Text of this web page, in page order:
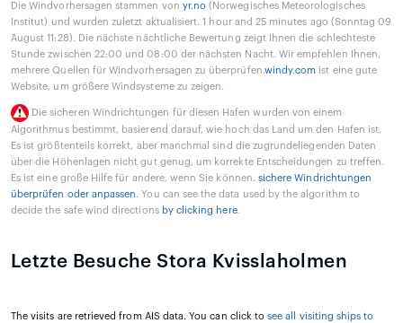
Die Windvorhersagen stammen von yr.no (Norwegisches Meteorologisches
Institut) und wurden zuletzt aktualisiert. 1 hour and 25 minutes ago (Sonntag 09
August 11:28). Die nächste nächtliche Bewertung zeigt Ihnen die schlechteste
Stunde zwischen 22:00 und 08:00 der nächsten Nacht. Wir empfehlen Ihnen,
mehrere Quellen für Windvorhersagen zu überprüfen.windy.com ist eine gute
Website, um größere Windsysteme zu zeigen.
Die sicheren Windrichtungen für diesen Hafen wurden von einem
Algorithmus bestimmt, basierend darauf, wie hoch das Land um den Hafen ist.
Es ist größtenteils korrekt, aber manchmal sind die zugrundeliegenden Daten
über die Höhenlagen nicht gut genug, um korrekte Entscheidungen zu treffen.
Es ist eine große Hilfe für andere, wenn Sie können. sichere Windrichtungen
überprüfen oder anpassen. You can see the data used by the algorithm to
decide the safe wind directions by clicking here.
Letzte Besuche Stora Kvisslaholmen
The visits are retrieved from AIS data. You can click tosee all visiting ships to